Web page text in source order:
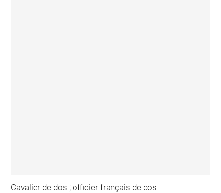
Cavalier de dos ; officier français de dos